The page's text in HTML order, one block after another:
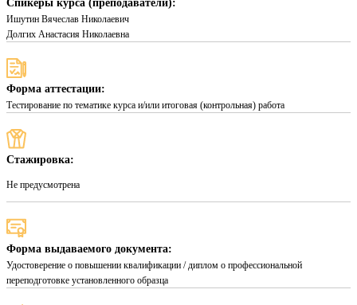
Спикеры курса (преподаватели):
Ишутин Вячеслав Николаевич
Долгих Анастасия Николаевна
Форма аттестации:
Тестирование по тематике курса и/или итоговая (контрольная) работа
Стажировка:
Не предусмотрена
Форма выдаваемого документа:
Удостоверение о повышении квалификации / диплом о профессиональной
переподготовке установленного образца